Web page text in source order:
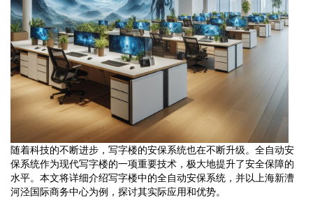
随着科技的不断进步，写字楼的安保系统也在不断升级。全自动安
保系统作为现代写字楼的一项重要技术，极大地提升了安全保障的
水平。本文将详细介绍写字楼中的全自动安保系统，并以上海新漕
河泾国际商务中心为例，探讨其实际应用和优势。